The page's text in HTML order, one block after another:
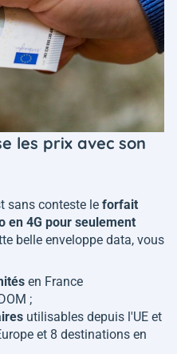
les prix avec son
sans conteste le forfait
en 4G pour seulement
belle enveloppe data, vous
en France
;
utilisables depuis l'UE et
et 8 destinations en